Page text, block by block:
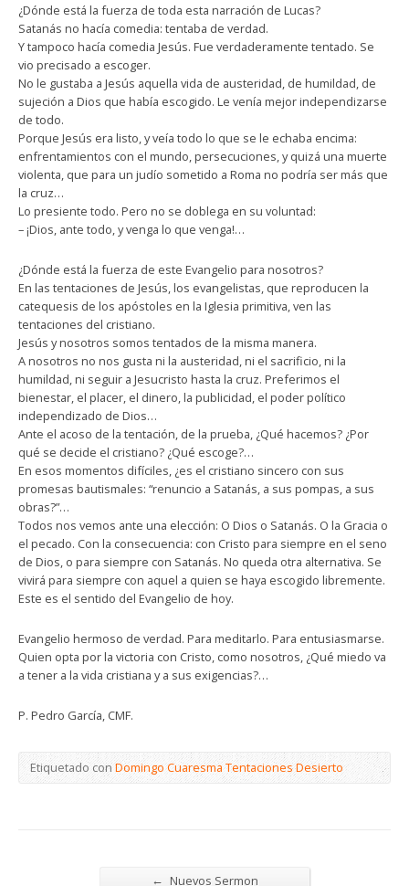
¿Dónde está la fuerza de toda esta narración de Lucas?
Satanás no hacía comedia: tentaba de verdad.
Y tampoco hacía comedia Jesús. Fue verdaderamente tentado. Se
vio precisado a escoger.
No le gustaba a Jesús aquella vida de austeridad, de humildad, de
sujeción a Dios que había escogido. Le venía mejor independizarse
de todo.
Porque Jesús era listo, y veía todo lo que se le echaba encima:
enfrentamientos con el mundo, persecuciones, y quizá una muerte
violenta, que para un judío sometido a Roma no podría ser más que
la cruz…
Lo presiente todo. Pero no se doblega en su voluntad:
– ¡Dios, ante todo, y venga lo que venga!…
¿Dónde está la fuerza de este Evangelio para nosotros?
En las tentaciones de Jesús, los evangelistas, que reproducen la
catequesis de los apóstoles en la Iglesia primitiva, ven las
tentaciones del cristiano.
Jesús y nosotros somos tentados de la misma manera.
A nosotros no nos gusta ni la austeridad, ni el sacrificio, ni la
humildad, ni seguir a Jesucristo hasta la cruz. Preferimos el
bienestar, el placer, el dinero, la publicidad, el poder político
independizado de Dios…
Ante el acoso de la tentación, de la prueba, ¿Qué hacemos? ¿Por
qué se decide el cristiano? ¿Qué escoge?…
En esos momentos difíciles, ¿es el cristiano sincero con sus
promesas bautismales: “renuncio a Satanás, a sus pompas, a sus
obras?”…
Todos nos vemos ante una elección: O Dios o Satanás. O la Gracia o
el pecado. Con la consecuencia: con Cristo para siempre en el seno
de Dios, o para siempre con Satanás. No queda otra alternativa. Se
vivirá para siempre con aquel a quien se haya escogido libremente.
Este es el sentido del Evangelio de hoy.
Evangelio hermoso de verdad. Para meditarlo. Para entusiasmarse.
Quien opta por la victoria con Cristo, como nosotros, ¿Qué miedo va
a tener a la vida cristiana y a sus exigencias?…
P. Pedro García, CMF.
Etiquetado conDomingo Cuaresma Tentaciones Desierto
← Nuevos Sermon